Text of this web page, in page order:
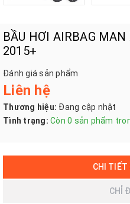
BẦU HƠI AIRBAG MAN
2015+
Đánh giá sản phẩm
Liên hệ
Thương hiệu: Đang cập nhật
Tình trạng: Còn 0 sản phẩm
CHI TIẾT
CHỈ